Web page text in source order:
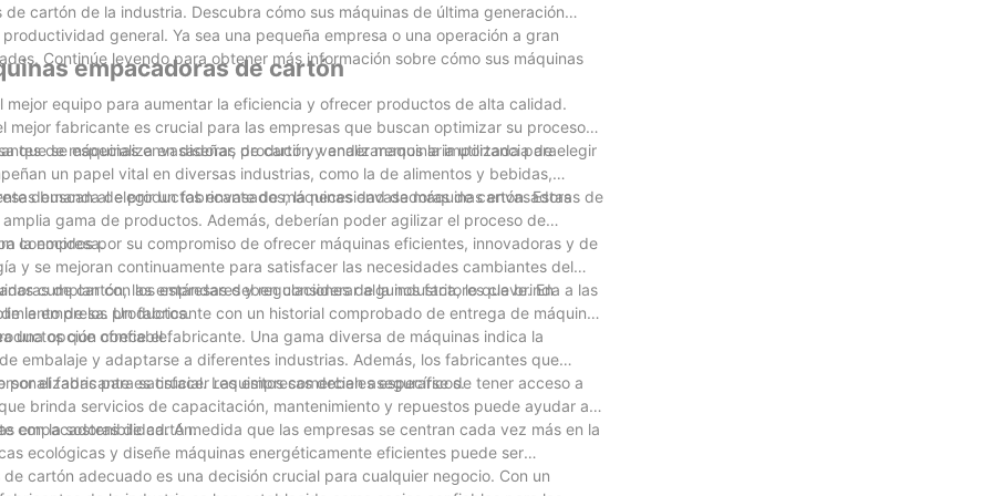
cartón de la industria. Descubra cómo sus máquinas de última generación
general. Ya sea una pequeña empresa o una operación a gran
Continúe leyendo para obtener más información sobre cómo sus máquinas
empacadoras de cartón
equipo para aumentar la eficiencia y ofrecer productos de alta calidad.
fabricante es crucial para las empresas que buscan optimizar su proceso
de máquinas envasadoras de cartón y analizaremos la importancia de elegir
que se especializa en diseñar, producir y vender maquinaria utilizada para
un papel vital en diversas industrias, como la de alimentos y bebidas,
demanda de productos envasados, la necesidad de máquinas envasadoras de
buscan al elegir un fabricante de máquinas envasadoras de cartón. Estas
gama de productos. Además, deberían poder agilizar el proceso de
la empresa.
conocidos por su compromiso de ofrecer máquinas eficientes, innovadoras y de
y se mejoran continuamente para satisfacer las necesidades cambiantes del
cumplan con los estándares y regulaciones de la industria, lo que brinda a las
de los productos.
de cartón, las empresas deben considerar algunos factores clave. En
la empresa. Un fabricante con un historial comprobado de entrega de máquinas
una opción confiable.
que ofrece el fabricante. Una gama diversa de máquinas indica la
embalaje y adaptarse a diferentes industrias. Además, los fabricantes que
para satisfacer requisitos comerciales específicos.
el fabricante es crucial. Las empresas deben asegurarse de tener acceso a
brinda servicios de capacitación, mantenimiento y repuestos puede ayudar a
empacadoras de cartón.
la sostenibilidad. A medida que las empresas se centran cada vez más en la
ecológicas y diseñe máquinas energéticamente eficientes puede ser
cartón adecuado es una decisión crucial para cualquier negocio. Con un